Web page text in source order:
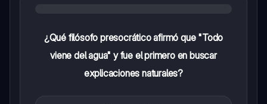
¿Qué filósofo presocrático afirmó que "Todo
viene del agua" y fue el primero en buscar
explicaciones naturales?